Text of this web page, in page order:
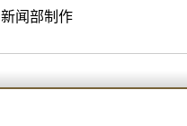
闻部制作